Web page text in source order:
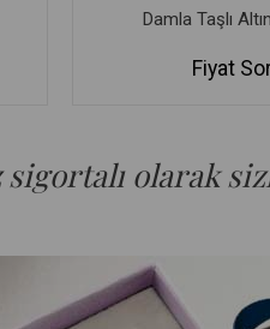
Damla Taşlı
Fiyat
olarak